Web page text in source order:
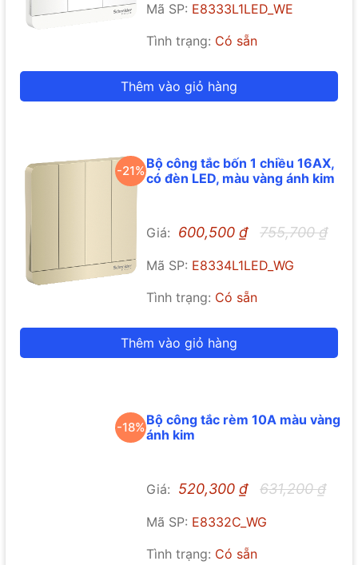
Mã SP: E8333L1LED_WE
Tình trạng: Có sẵn
Thêm vào giỏ hàng
-21%Bộ công tắc bốn 1 chiều 16AX,
có đèn LED, màu vàng ánh kim
Giá: 600,500₫ 755,700₫
Mã SP: E8334L1LED_WG
Tình trạng: Có sẵn
Thêm vào giỏ hàng
-18%Bộ công tắc rèm 10A màu vàng
ánh kim
Giá: 520,300₫ 631,200₫
Mã SP: E8332C_WG
Tình trạng: Có sẵn